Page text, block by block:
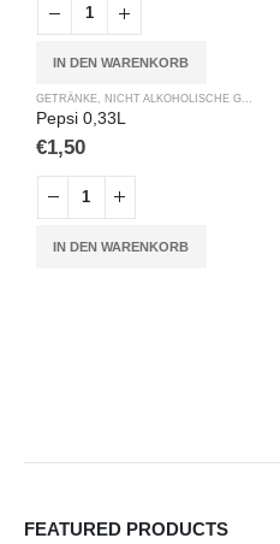
IN DEN WARENKORB
GETRÄNKE, NICHT ALKOHOLISCHE GETRÄNKE
Pepsi 0,33L
€1,50
IN DEN WARENKORB
FEATURED PRODUCTS